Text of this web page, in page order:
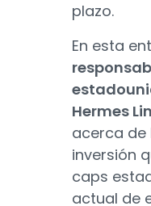
plazo.
En esta
Hermes
acerca de
inversión
caps
actual de